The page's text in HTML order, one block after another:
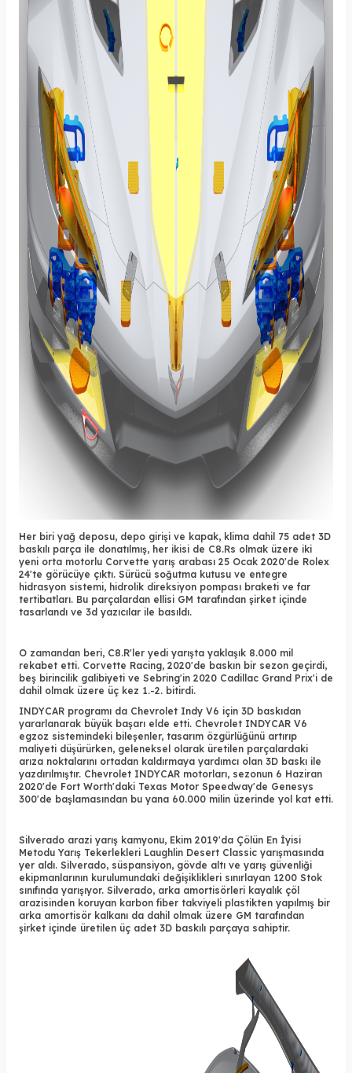
Her biri yağ deposu, depo girişi ve kapak, klima dahil 75 adet 3D
baskılı parça ile donatılmış, her ikisi de C8.Rs olmak üzere iki
yeni orta motorlu Corvette yarış arabası 25 Ocak 2020'de Rolex
24'te görücüye çıktı. Sürücü soğutma kutusu ve entegre
hidrasyon sistemi, hidrolik direksiyon pompası braketi ve far
tertibatları. Bu parçalardan ellisi GM tarafından şirket içinde
tasarlandı ve 3d yazıcılar ile basıldı.
O zamandan beri, C8.R'ler yedi yarışta yaklaşık 8.000 mil
rekabet etti. Corvette Racing, 2020'de baskın bir sezon geçirdi,
beş birincilik galibiyeti ve Sebring'in 2020 Cadillac Grand Prix'i de
dahil olmak üzere üç kez 1.-2. bitirdi.
INDYCAR programı da Chevrolet Indy V6 için 3D baskıdan
yararlanarak büyük başarı elde etti. Chevrolet INDYCAR V6
egzoz sistemindeki bileşenler, tasarım özgürlüğünü artırıp
maliyeti düşürürken, geleneksel olarak üretilen parçalardaki
arıza noktalarını ortadan kaldırmaya yardımcı olan 3D baskı ile
yazdırılmıştır. Chevrolet INDYCAR motorları, sezonun 6 Haziran
2020'de Fort Worth'daki Texas Motor Speedway'de Genesys
300'de başlamasından bu yana 60.000 milin üzerinde yol kat etti.
Silverado arazi yarış kamyonu, Ekim 2019'da Çölün En İyisi
Metodu Yarış Tekerlekleri Laughlin Desert Classic yarışmasında
yer aldı. Silverado, süspansiyon, gövde altı ve yarış güvenliği
ekipmanlarının kurulumundaki değişiklikleri sınırlayan 1200 Stok
sınıfında yarışıyor. Silverado, arka amortisörleri kayalık çöl
arazisinden koruyan karbon fiber takviyeli plastikten yapılmış bir
arka amortisör kalkanı da dahil olmak üzere GM tarafından
şirket içinde üretilen üç adet 3D baskılı parçaya sahiptir.